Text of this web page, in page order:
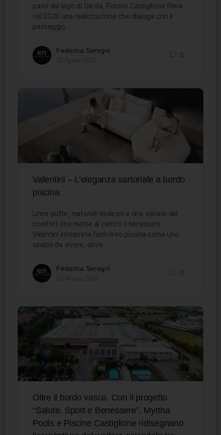
passi dal lago di Garda, Piscine Castiglione firma
nel 2026 una realizzazione che dialoga con il
paesaggio…
Federica Seregni
0
Valentini – L’eleganza sartoriale a bordo
piscina
Linee pulite, materiali dedicati e una visione del
comfort che mette al centro il benessere:
Valentini interpreta l’universo piscina come uno
spazio da vivere, dove…
Federica Seregni
0
Oltre il bordo vasca. Con il progetto
“Salute, Sport e Benessere”, Myrtha
Pools e Piscine Castiglione ridisegnano